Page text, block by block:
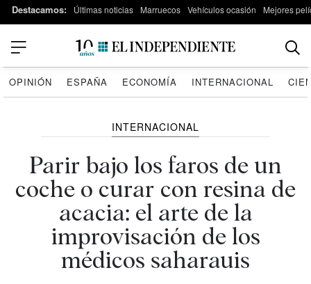
Destacamos: Últimas noticias Marruecos Vehículos ocasión Mejores
OPINIÓN ESPAÑA ECONOMÍA INTERNACIONAL
INTERNACIONAL
Parir bajo los faros de un
coche o curar con resina de
acacia: el arte de la
improvisación de los
médicos saharauis